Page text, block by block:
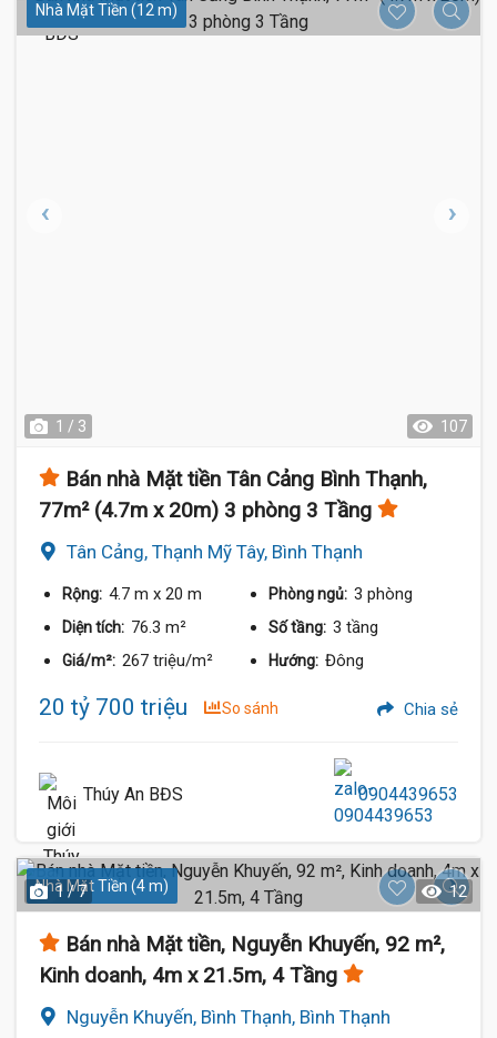
Nhà Mặt Tiền (12 m)
1 / 3 107
Bán nhà Mặt tiền Tân Cảng Bình Thạnh,
77m² (4.7m x 20m) 3 phòng 3 Tầng
Tân Cảng, Thạnh Mỹ Tây, Bình Thạnh
Rộng: 4.7 m x 20 m Phòng ngủ: 3 phòng
Diện tích: 76.3 m² Số tầng: 3 tầng
Giá/m²: 267 triệu/m² Hướng: Đông
20 tỷ 700 triệu So sánh Chia sẻ
Thúy An BĐS 0904439653
Nhà Mặt Tiền (4 m)
1 / 7 12
Bán nhà Mặt tiền, Nguyễn Khuyến, 92 m²,
Kinh doanh, 4m x 21.5m, 4 Tầng
Nguyễn Khuyến, Bình Thạnh, Bình Thạnh